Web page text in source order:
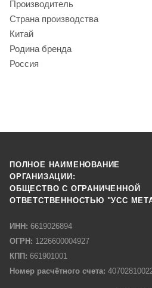
Производитель
Страна производства
Китай
Родина бренда
Россия
ПОЛНОЕ НАИМЕНОВАНИЕ
ОРГАНИЗАЦИИ:
ОБЩЕСТВО С ОГРАНИЧЕННОЙ
ОТВЕТСТВЕННОСТЬЮ "УСС
ИНН: 6619026894
ОГРН: 1226600004927
КПП: 661901001
Номер расчётного счета: